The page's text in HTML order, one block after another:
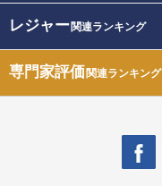
レジャー関連ランキング
専門家評価関連ランキング